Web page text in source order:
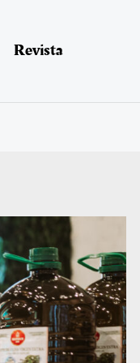
Revista